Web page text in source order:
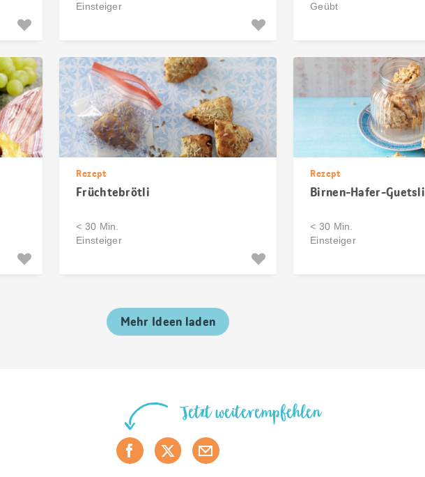
Einsteiger
Geübt
Rezept
Früchtebrötli
< 30 Min.
Einsteiger
Rezept
Birnen-Hafer-Guetsli
< 30 Min.
Einsteiger
Mehr Ideen laden
Jetzt weiterempfehlen